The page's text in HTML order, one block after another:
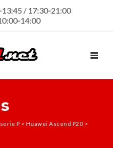
/ 17:30‑21:00
serie P > Huawei Ascend P20 >